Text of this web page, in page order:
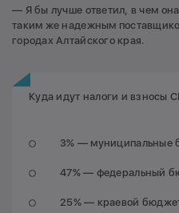
— Я бы лучше ответил, в чем
таким же надежным
городах Алтайского края.
Куда идут налоги и взносы
3% — муниципальные
47% — федеральный
25% — краевой